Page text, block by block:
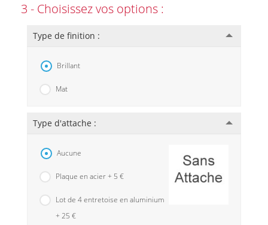
3 - Choisissez vos options :
Type de finition :
Brillant
Mat
Type d'attache :
Aucune
Plaque en acier + 5 €
Lot de 4 entretoise en aluminium
+ 25 €